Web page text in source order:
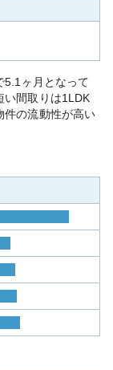
5.1ヶ月となって
い間取りは1LDK
件の流動性が高い